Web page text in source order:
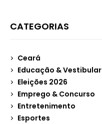
CATEGORIAS
Ceará
Educação & Vestibular
Eleições 2026
Emprego & Concurso
Entretenimento
Esportes